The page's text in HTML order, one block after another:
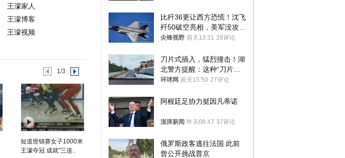
王濛家人
王濛博客
王濛视频
1/3
短道世锦赛女子1000米
王濛夺冠 成就"三连..
比歼36更让西方恐慌！沈飞
歼50破空亮相，美军没攻克
的技术被拿下
尖锋视野 前天13:31 26评论
刀片式插入，猛烈撞击！湖
北警方提醒：这种“刀片超
车”，太危险了
环球网 前天15:50 27评论
阿根廷足协力挺因凡蒂诺
澎湃新闻 昨天08:47 37评论
俄罗斯政客逃往法国 此前
曾公开挑战普京